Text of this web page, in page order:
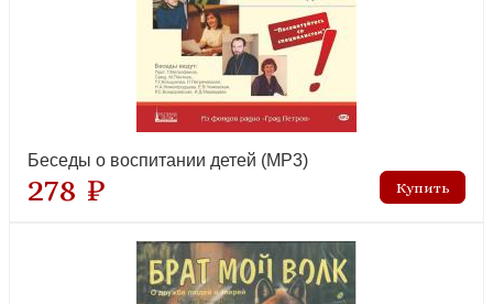
Беседы о воспитании детей (MP3)
278 ₽